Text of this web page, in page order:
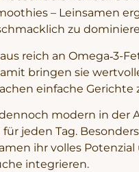
– Leinsamen
zu
reich an Omega‑3-
bringen sie
einfache Gerichte
modern in der
jeden Tag.
ihr volles Potenzial
integrieren.